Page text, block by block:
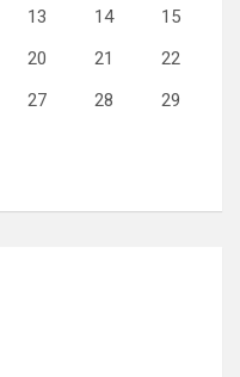
13 14
15
20 21
22
27 28
29